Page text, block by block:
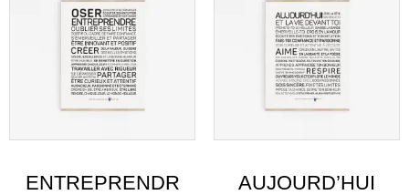
ENTREPRENDR
AUJOURD’HUI